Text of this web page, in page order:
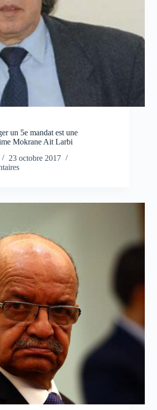
un 5e mandat est une
Mokrane Ait Larbi
23 octobre 2017